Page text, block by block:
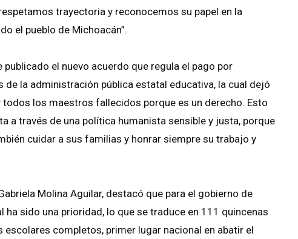
trayectoria y reconocemos su papel en la
el pueblo de Michoacán”.
el nuevo acuerdo que regula el pago por
la administración pública estatal educativa, la cual dejó
todos los maestros fallecidos porque es un derecho. Esto
a través de una política humanista sensible y justa, porque
cuidar a sus familias y honrar siempre su trabajo y
Molina Aguilar, destacó que para el gobierno de
sido una prioridad, lo que se traduce en 111 quincenas
completos, primer lugar nacional en abatir el